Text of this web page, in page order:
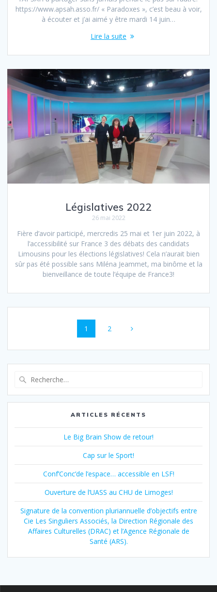
https://www.apsah.asso.fr/ « Paradoxes », c’est beau à voir,
à écouter et j’ai aimé y être mardi 14 juin…
Lire la suite
Législatives 2022
26 mai 2022
Fière d’avoir participé, mercredis 25 mai et 1er juin 2022, à
l’accessibilité sur France 3 des débats des candidats
Limousins pour les élections législatives! Cela n’aurait bien
sûr pas été possible sans Miléna Jeammet, ma binôme et la
bienveillance de toute l’équipe de France3!
Navigation
sein
des
articles
Page
1 Page
2
:
ARTICLES RÉCENTS
Le Big Brain Show de retour!
Cap sur le Sport!
Conf’Conc’de l’espace… accessible en LSF!
Ouverture de l’UASS au CHU de Limoges!
Signature de la convention pluriannuelle d’objectifs entre
Cie Les Singuliers Associés, la Direction Régionale des
Affaires Culturelles (DRAC) et l’Agence Régionale de
Santé (ARS).